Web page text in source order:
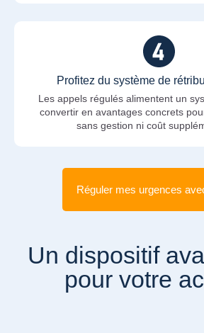
Profitez du système de
Les appels régulés alimentent un
convertir en avantages concrets
sans gestion ni coût
Réguler mes urgences
Un dispositif
pour votre